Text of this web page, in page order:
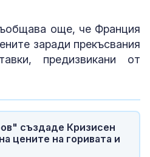
още, че Франция
заради прекъсвания
предизвикани от
създаде Кризисен
цените на горивата и